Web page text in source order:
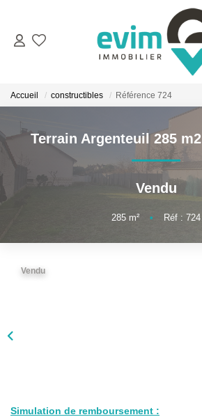
ACHETER
ESTIMER
VENDRE
Accueil constructibles Référence 724
Terrain Argenteuil 285 m2
Vendu
285 m² • Réf : 724
Vendu
Simulation de remboursement :